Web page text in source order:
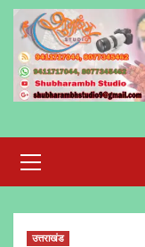
Menu
उत्तराखंड